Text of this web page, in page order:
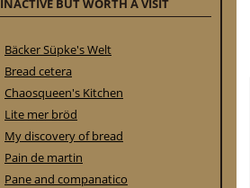
INACTIVE BUT WORTH A VISIT
Bäcker Süpke's Welt
Bread cetera
Chaosqueen's Kitchen
Lite mer bröd
My discovery of bread
Pain de martin
Pane and companatico